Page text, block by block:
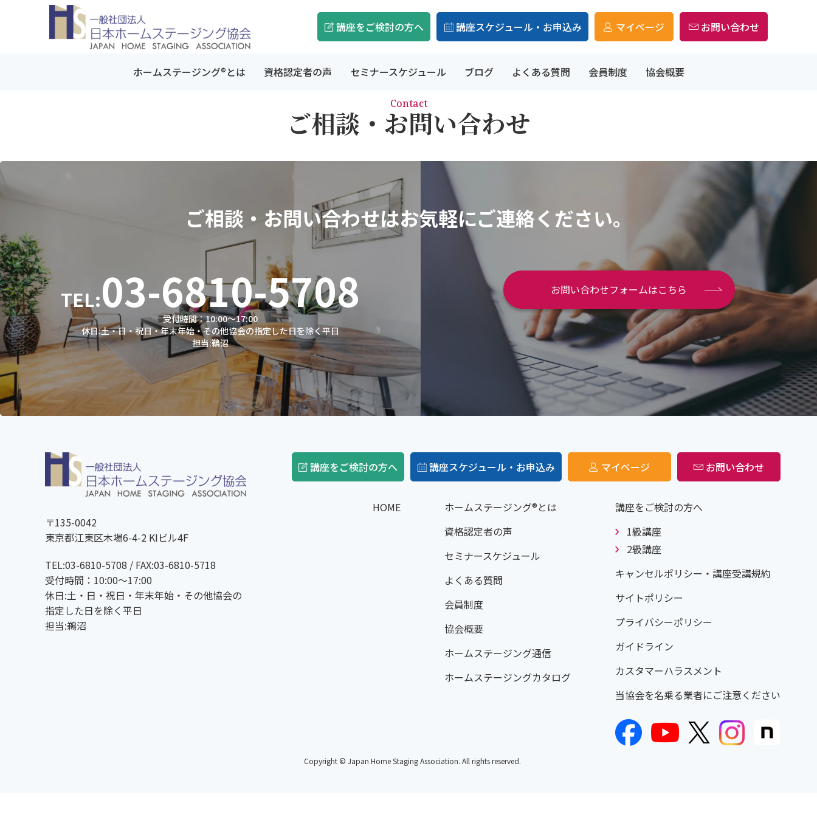
講座をご検討の方へ 講座スケジュール・お申込み マイページ お問い合わせ
ホームステージング®とは 資格認定者の声 セミナースケジュール ブログ よくある質問 会員制度 協会概要
Contact
ご相談・お問い合わせ
ご相談・お問い合わせはお気軽にご連絡ください。
TEL:03-6810-5708
受付時間：10:00～17:00
休日:土・日・祝日・年末年始・その他協会の指定した日を除く平日
担当:鵜沼
お問い合わせフォームはこちら
〒135-0042
東京都江東区木場6-4-2 KIビル4F
TEL:03-6810-5708 / FAX:03-6810-5718
受付時間：10:00～17:00
休日:土・日・祝日・年末年始・その他協会の
指定した日を除く平日
担当:鵜沼
講座をご検討の方へ 講座スケジュール・お申込み マイページ お問い合わせ
HOME
ホームステージング®とは
資格認定者の声
セミナースケジュール
よくある質問
会員制度
協会概要
ホームステージング通信
ホームステージングカタログ
講座をご検討の方へ
1級講座
2級講座
キャンセルポリシー・講座受講規約
サイトポリシー
プライバシーポリシー
ガイドライン
カスタマーハラスメント
当協会を名乗る業者にご注意ください
Copyright © Japan Home Staging Association. All rights reserved.